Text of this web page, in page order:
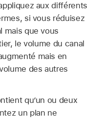
aux différents
si vous réduisez
mais que vous
le volume du canal
mais en
des autres
qu’un ou deux
un plan ne